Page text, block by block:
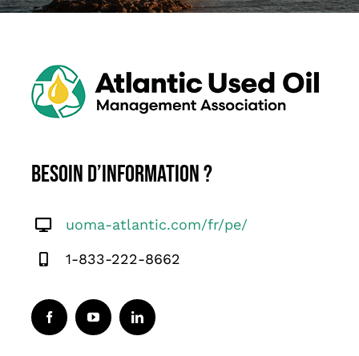
Besoin d’information ?
uoma-atlantic.com/fr/pe/
1-833-222-8662